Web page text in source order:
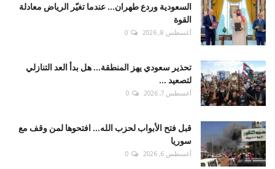
السعودية وردع طهران... عندما تغيّر الرياض معادلة
القوة
أغسطس 8, 2026 0
تحذير سعودي يهز المنطقة... هل بدأ العد التنازلي
لتصعيد ...
أغسطس 7, 2026 0
قبل فتح الأبواب لحزب الله... افتحوها لمن وقف مع
سوريا
أغسطس 6, 2026 0